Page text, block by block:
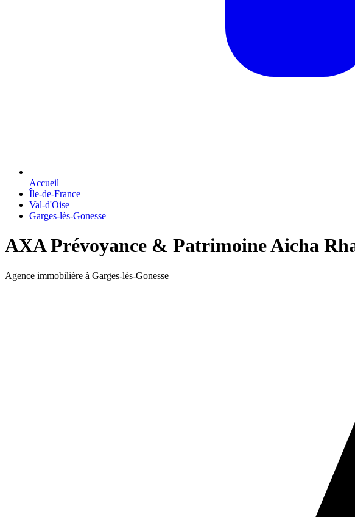
Accueil
Île-de-France
Val-d'Oise
Garges-lès-Gonesse
AXA Prévoyance & Patrimoine Aicha
Agence immobilière à Garges-lès-Gonesse